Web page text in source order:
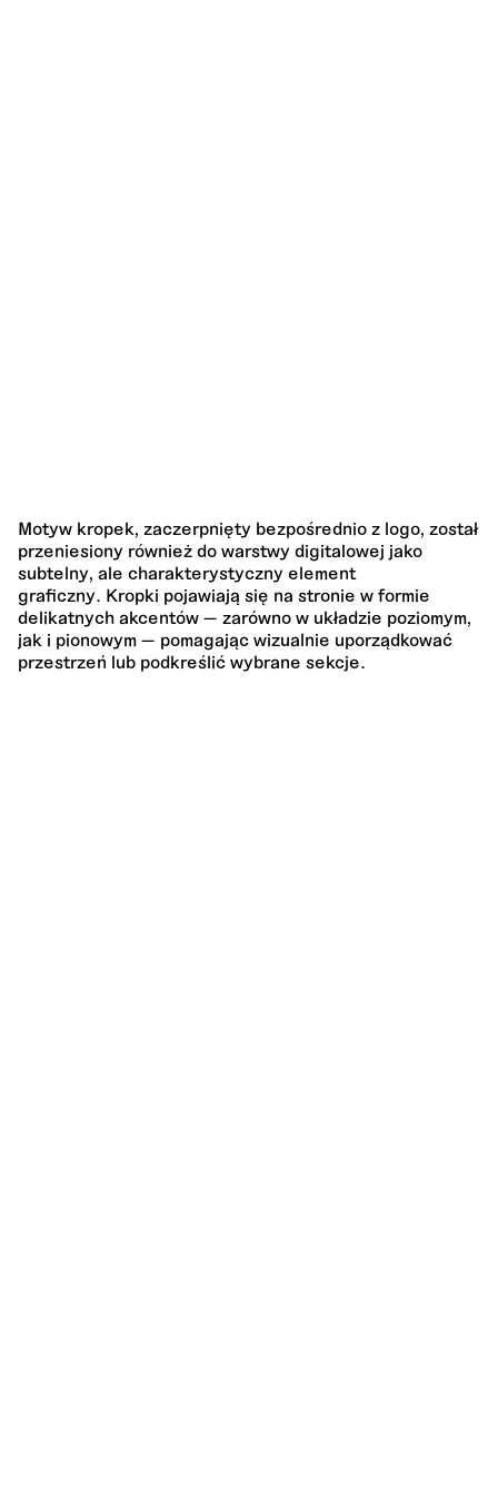
Motyw kropek, zaczerpnięty bezpośrednio z logo, został
przeniesiony również do warstwy digitalowej jako
subtelny, ale charakterystyczny element
graficzny. Kropki pojawiają się na stronie w formie
delikatnych akcentów — zarówno w układzie poziomym,
jak i pionowym — pomagając wizualnie uporządkować
przestrzeń lub podkreślić wybrane sekcje.